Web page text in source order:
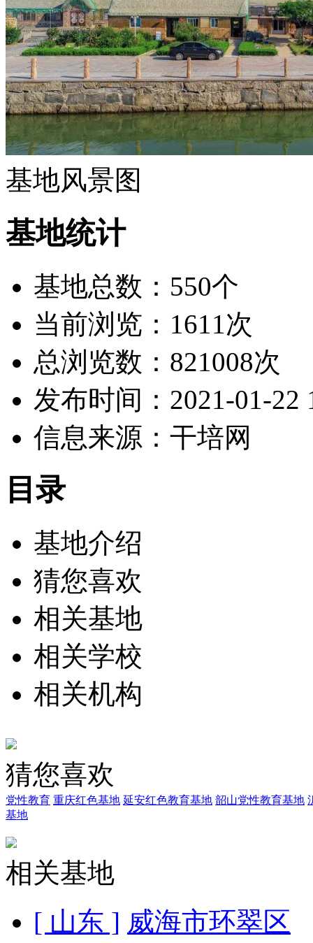
基地风景图
基地统计
基地总数：550个
当前浏览：1611次
总浏览数：821008次
发布时间：2021-01-22
信息来源：干培网
目录
基地介绍
猜您喜欢
相关基地
相关学校
相关机构
猜您喜欢
党性教育 重庆红色基地 延安红色教育基地 韶山党性教育基地
基地
相关基地
[ 山东 ] 威海市环翠区